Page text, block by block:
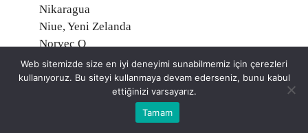
Nikaragua
Niue, Yeni Zelanda
Norveç O
Orta Afrika Cumhuriyeti
Özbekistan
Web sitemizde size en iyi deneyimi sunabilmemiz için çerezleri
kullanıyoruz. Bu siteyi kullanmaya devam ederseniz, bunu kabul
ettiğinizi varsayarız.
Tamam